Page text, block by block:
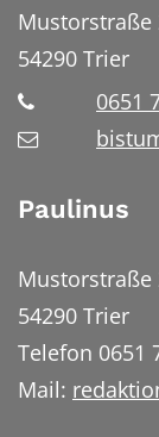
Mustorstraße
54290 Trier
0651
Paulinus
Mustorstraße
54290 Trier
Telefon 0651
Mail: